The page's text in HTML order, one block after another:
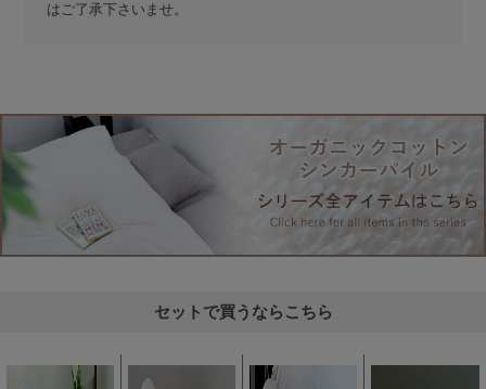
はご了承下さいませ。
セットで買うならこちら